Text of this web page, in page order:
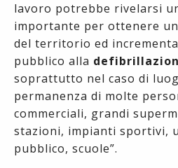
lavoro potrebbe rivelarsi
importante per ottenere
del territorio ed
pubblico alla
soprattutto nel caso di
permanenza di molte
commerciali, grandi
stazioni, impianti sportivi,
pubblico, scuole”.